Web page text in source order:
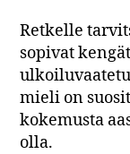
Retkelle
sopivat
mieli on
kokemusta
olla.